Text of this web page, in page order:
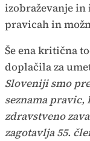
izobraževanje
pravicah in
Še ena kritična
doplačila za
Sloveniji smo
seznama
zdravstveno
zagotavlja 55.